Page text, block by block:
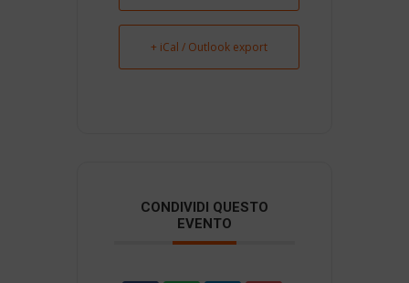
+ iCal / Outlook export
CONDIVIDI QUESTO
EVENTO